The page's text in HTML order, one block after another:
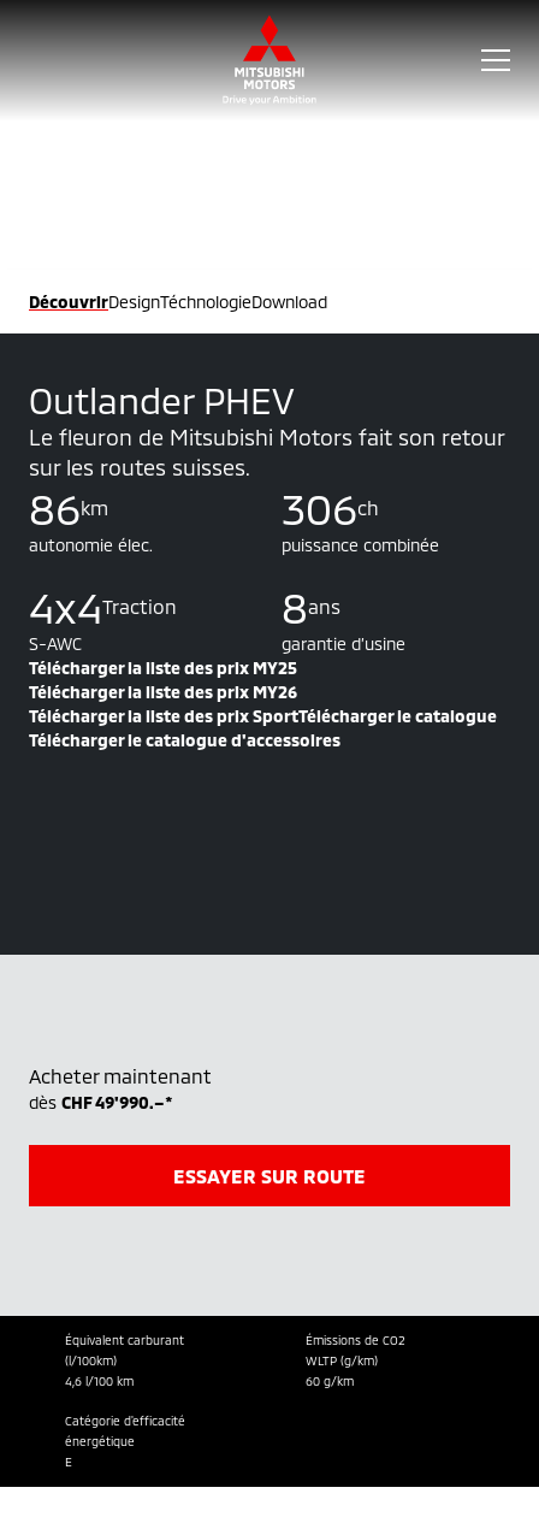
DécouvrirDesignTéchnologieDownload
Outlander PHEV
Le fleuron de Mitsubishi Motors fait son retour
sur les routes suisses.
86km
autonomie élec.
306ch
puissance combinée
4x4Traction
S-AWC
8ans
garantie d’usine
Télécharger la liste des prix MY25
Télécharger la liste des prix MY26
Télécharger la liste des prix SportTélécharger le catalogue
Télécharger le catalogue d'accessoires
Acheter maintenant
dès CHF 49'990.–*
ESSAYER SUR ROUTE
Équivalent carburant
(l/100km)
4,6 l/100 km
Émissions de CO2
WLTP (g/km)
60 g/km
Catégorie d'efficacité
énergétique
E